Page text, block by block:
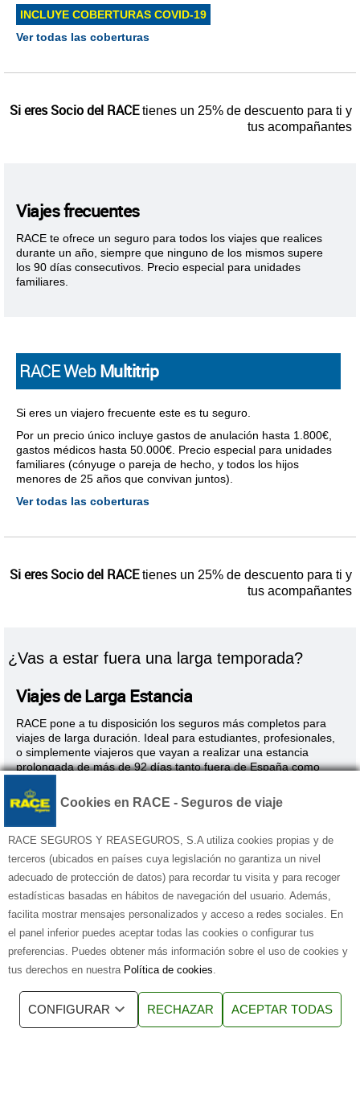
Cookies en RACE - Seguros de viaje
RACE SEGUROS Y REASEGUROS, S.A utiliza cookies propias y de
terceros (ubicados en países cuya legislación no garantiza un nivel
adecuado de protección de datos) para recordar tu visita y para recoger
estadísticas basadas en hábitos de navegación del usuario. Además,
facilita mostrar mensajes personalizados y acceso a redes sociales. En
el panel inferior puedes aceptar todas las cookies o configurar tus
preferencias. Puedes obtener más información sobre el uso de cookies y
tus derechos en nuestra Política de cookies.
CONFIGURAR RECHAZAR ACEPTAR TODAS
INCLUYE COBERTURAS COVID-19
Ver todas las coberturas
Si eres Socio del RACEtienes un 25% de descuento para ti y
tus acompañantes
Viajes frecuentes
RACE te ofrece un seguro para todos los viajes que realices
durante un año, siempre que ninguno de los mismos supere
los 90 días consecutivos. Precio especial para unidades
familiares.
RACE WebMultitrip
Si eres un viajero frecuente este es tu seguro.
Por un precio único incluye gastos de anulación hasta 1.800€,
gastos médicos hasta 50.000€. Precio especial para unidades
familiares (cónyuge o pareja de hecho, y todos los hijos
menores de 25 años que convivan juntos).
Ver todas las coberturas
Si eres Socio del RACEtienes un 25% de descuento para ti y
tus acompañantes
¿Vas a estar fuera una larga temporada?
Viajes de Larga Estancia
RACE pone a tu disposición los seguros más completos para
viajes de larga duración. Ideal para estudiantes, profesionales,
o simplemente viajeros que vayan a realizar una estancia
prolongada de más de 92 días tanto fuera de España como
Ver comparativa de productos
Si eres Socio del RACEtienes un 25% de descuento para ti y
tus acompañantes
¿Qué documentación necesitas tener a mano para
contratar tu seguro de viaje online?
número, población, código postal, NIF o NIE, fecha de nacimiento, e-mail